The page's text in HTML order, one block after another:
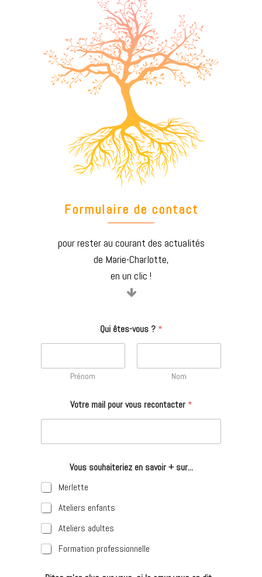
Formulaire de contact
pour rester au courant des actualités
de Marie-Charlotte,
en un clic !
Qui êtes-vous ? *
Prénom Nom
Votre mail pour vous recontacter *
Vous souhaiteriez en savoir + sur...
Merlette
Ateliers enfants
Ateliers adultes
Formation professionnelle